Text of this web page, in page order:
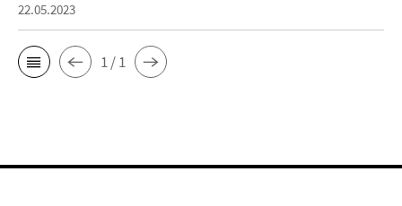
22.05.2023
1 / 1